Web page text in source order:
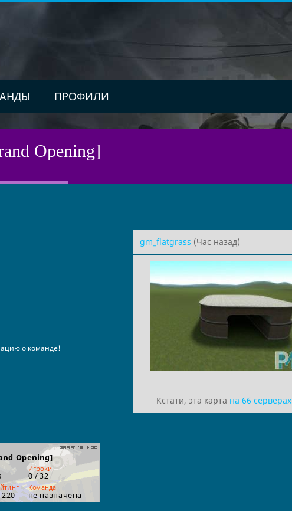
ПРОФИЛИ
Opening]
gm_flatgrass (Час назад)
Кстати, эта карта на 66 серверах
о команде!